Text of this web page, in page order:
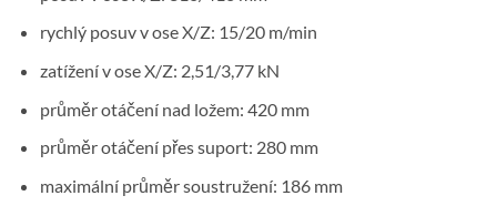
rychlý posuv v ose X/Z: 15/20 m/min
zatížení v ose X/Z: 2,51/3,77 kN
průměr otáčení nad ložem: 420 mm
průměr otáčení přes suport: 280 mm
maximální průměr soustružení: 186 mm